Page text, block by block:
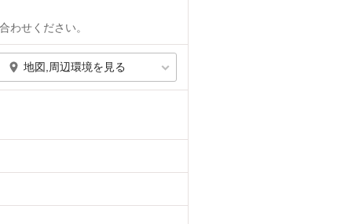
わせください。
地図,周辺環境を見る